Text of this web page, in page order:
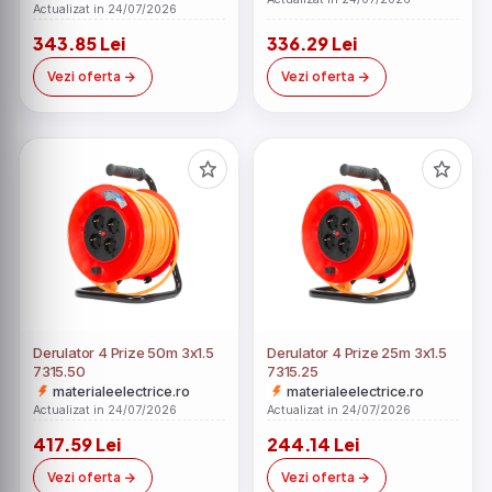
aspirare uscata, capacitate
viteza, derulator automat
cablu, Auriu-Negru Engros
Actualizat in 24/07/2026
343.85 Lei
Vezi oferta
336.29 Lei
Vezi oferta
Derulator 4 Prize 50m 3x1.5
7315.50
materialeelectrice.ro
Actualizat in 24/07/2026
417.59 Lei
Vezi oferta
Derulator 4 Prize 25m 3x1.5
7315.25
materialeelectrice.ro
Actualizat in 24/07/2026
244.14 Lei
Vezi oferta